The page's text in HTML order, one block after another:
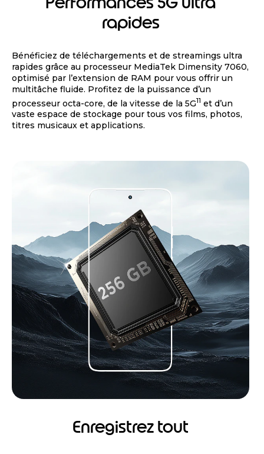
rapides
Bénéficiez de téléchargements et de streamings ultra
rapides grâce au processeur MediaTek Dimensity 7060,
optimisé par l’extension de RAM pour vous offrir un
multitâche fluide. Profitez de la puissance d’un
processeur octa-core, de la vitesse de la 5G11 et d’un
vaste espace de stockage pour tous vos films, photos,
titres musicaux et applications.
Enregistrez tout